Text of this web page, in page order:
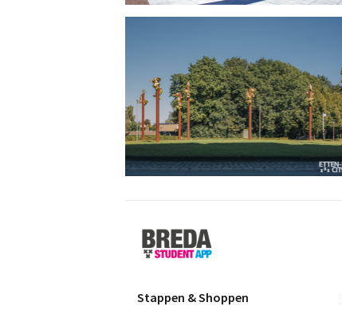
Breda
Student
App
Stappen & Shoppen